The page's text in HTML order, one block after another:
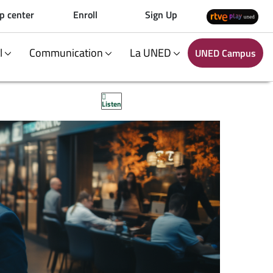
center Enroll Sign Up
Communication La UNED UNED Campus
Listen